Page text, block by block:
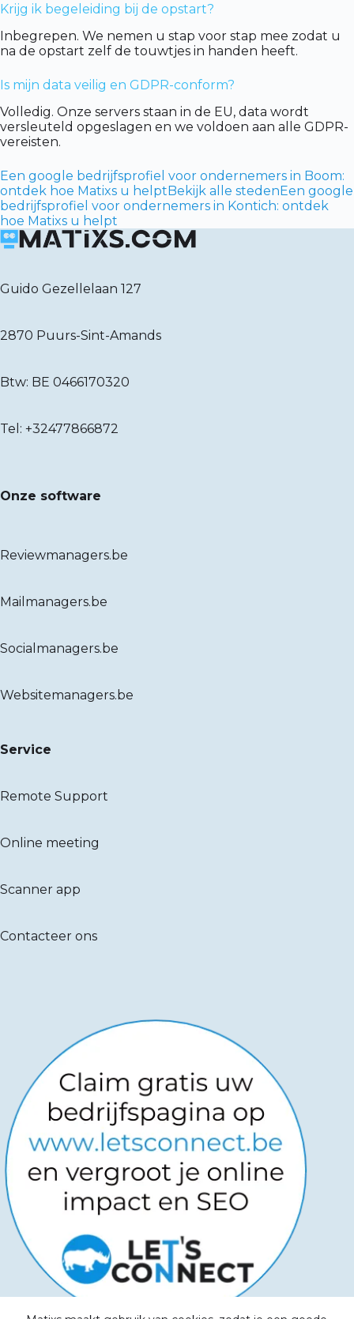
Krijg ik begeleiding bij de opstart?
Inbegrepen. We nemen u stap voor stap mee zodat u
na de opstart zelf de touwtjes in handen heeft.
Is mijn data veilig en GDPR-conform?
Volledig. Onze servers staan in de EU, data wordt
versleuteld opgeslagen en we voldoen aan alle GDPR-
vereisten.
Een google bedrijfsprofiel voor ondernemers in Boom:
ontdek hoe Matixs u helptBekijk alle stedenEen google
bedrijfsprofiel voor ondernemers in Kontich: ontdek
hoe Matixs u helpt
Guido Gezellelaan 127
2870 Puurs-Sint-Amands
Btw: BE 0466170320
Tel: +32477866872
Onze software
Reviewmanagers.be
Mailmanagers.be
Socialmanagers.be
Websitemanagers.be
Service
Remote Support
Online meeting
Scanner app
Contacteer ons